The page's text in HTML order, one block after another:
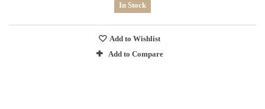
In Stock
Add to Wishlist
Add to Compare